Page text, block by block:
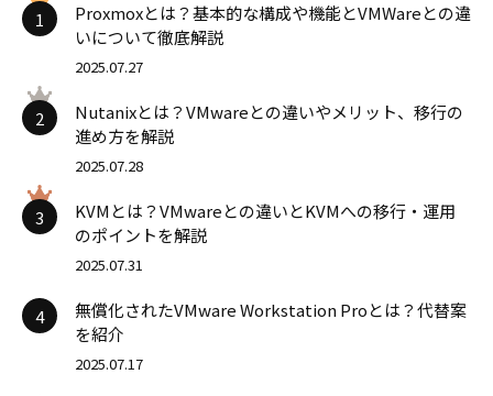
1
Proxmoxとは？基本的な構成や機能とVMWareとの違
いについて徹底解説
2025.07.27
2
Nutanixとは？VMwareとの違いやメリット、移行の
進め方を解説
2025.07.28
3
KVMとは？VMwareとの違いとKVMへの移行・運用
のポイントを解説
2025.07.31
4
無償化されたVMware Workstation Proとは？代替案
を紹介
2025.07.17